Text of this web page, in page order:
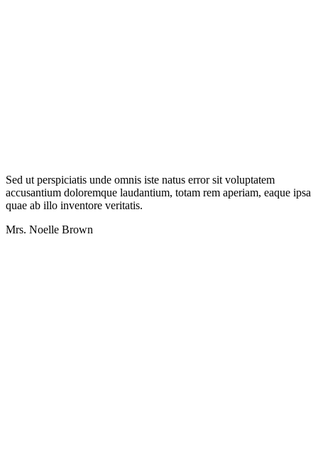
Sed ut perspiciatis unde omnis iste natus error sit voluptatem
accusantium doloremque laudantium, totam rem aperiam, eaque ipsa
quae ab illo inventore veritatis.
Mrs. Noelle Brown